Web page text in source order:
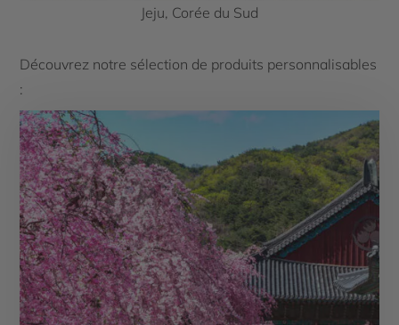
Jeju, Corée du Sud
Découvrez notre sélection de produits personnalisables
: